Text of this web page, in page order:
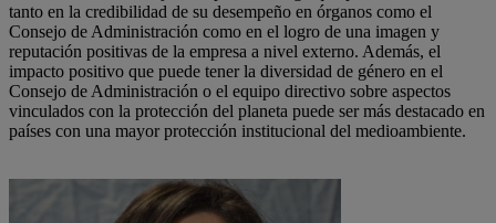
tanto en la credibilidad de su desempeño en órganos como el
Consejo de Administración como en el logro de una imagen y
reputación positivas de la empresa a nivel externo. Además, el
impacto positivo que puede tener la diversidad de género en el
Consejo de Administración o el equipo directivo sobre aspectos
vinculados con la protección del planeta puede ser más destacado en
países con una mayor protección institucional del medioambiente.